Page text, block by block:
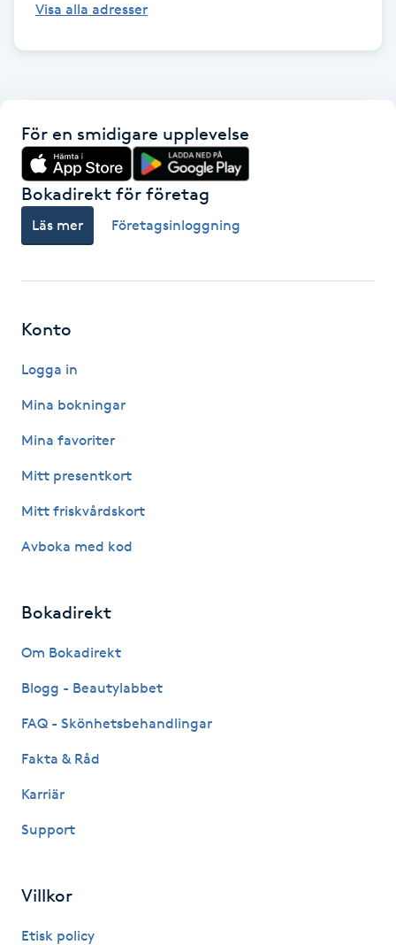
Frisör
Föning
G
Gel naglar
Gellack
Gravidmassage
Gravidyoga
Gruppträning
H
Hatha Yoga
Healing
Hollywood Peel
Visa alla adresser
För en smidigare upplevelse
Bokadirekt för företag
Läs mer Företagsinloggning
Konto
Logga in
Mina bokningar
Mina favoriter
Mitt presentkort
Mitt friskvårdskort
Avboka med kod
Bokadirekt
Om Bokadirekt
Blogg - Beautylabbet
FAQ - Skönhetsbehandlingar
Fakta & Råd
Karriär
Support
Villkor
Etisk policy